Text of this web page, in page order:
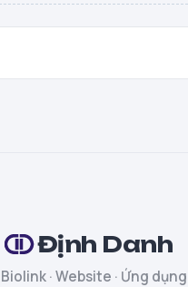
Định Danh
Biolink · Website · Ứng dụng